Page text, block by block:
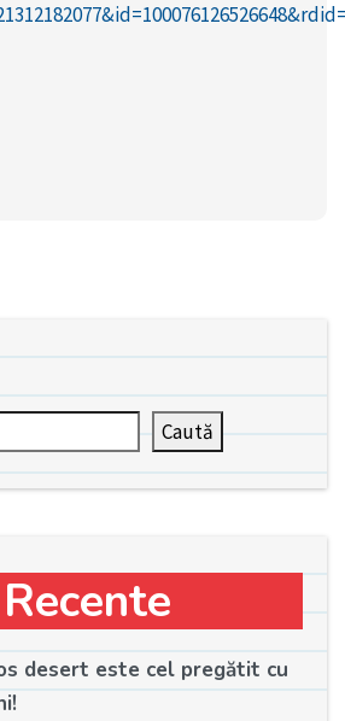
Caută
Recente
desert este cel pregătit cu